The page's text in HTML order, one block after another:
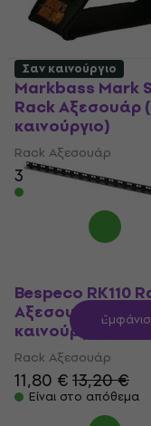
Markbass Mark
Rack Αξεσουάρ
καινούργιο)
Rack Αξεσουάρ
33,70 €34,90 €
Είναι στο απόθεμα
Σαν καινούργιο
Bespeco RK110
Αξεσουάρ (Σαν
καινούργιο)
Rack Αξεσουάρ
11,80 €13,20 €
Είναι στο απόθεμα